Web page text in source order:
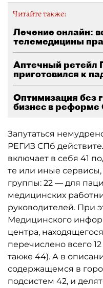
Читайте также:
Лечение онлайн:
телемедицины
Аптечный ретейл
приготовился к
Оптимизация без
бизнес в
Запутаться
РЕГИЗ СПб
включает в себя 41
те или иные сервисы,
группы: 22 — для
медицинских
руководителей. При
Медицинского
центра,
перечислено всего
также 44). А в
содержащемся в
подсистем 42, и